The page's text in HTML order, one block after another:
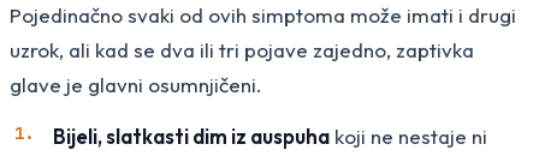
Pojedinačno svaki od ovih simptoma može imati i drugi
uzrok, ali kad se dva ili tri pojave zajedno, zaptivka
glave je glavni osumnjičeni.
Bijeli, slatkasti dim iz auspuha koji ne nestaje ni